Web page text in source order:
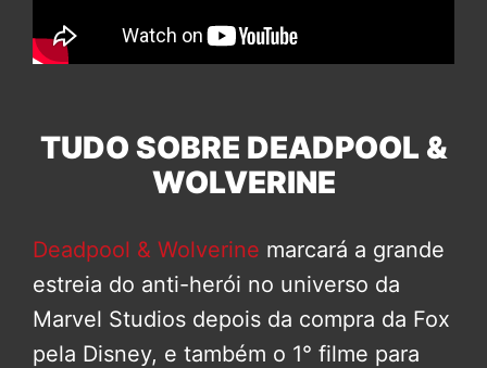
TUDO SOBRE DEADPOOL &
WOLVERINE
Deadpool & Wolverine marcará a grande
estreia do anti-herói no universo da
Marvel Studios depois da compra da Fox
pela Disney, e também o 1° filme para